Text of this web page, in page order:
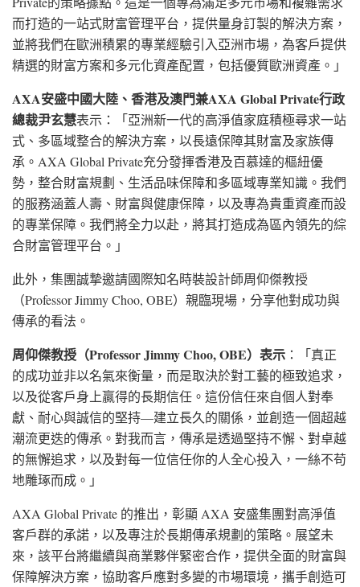
而打造的一站式財富管理平台，提供量身訂製的解決方案，
並將我們在歐洲積累的專業經驗引入亞洲市場，為客戶提供
精選的財富方案和多元化資產配置，包括優質歐洲資產。」
AXA安盛中國大陸、香港及澳門兼AXA Global Private行政
總裁尹玄慧表示：「亞洲新一代的高淨值家庭積極尋求一站
式、多區域整合的解決方案，以長遠保障其財富及家族傳
承。AXA Global Private充分發揮香港及百慕達的樞紐優
勢，整合財富規劃、生活品味保障和多區域專業知識。我們
的服務涵蓋人壽、財富與健康保障，以及專為貴重資產而設
的專業保障。我們將全力以赴，將其打造成為區內領先的綜
合財富管理平台。」
此外，集團誠摯邀請國際知名時裝設計師周仰傑教授
（Professor Jimmy Choo, OBE）親臨現場，分享他對成功與
傳承的看法。
周仰傑教授（Professor Jimmy Choo, OBE）表示 ：「真正
的成功並非以名氣來衡量，而是取決於對工藝的極致追求，
以及從客戶身上贏得的長期信任。這份信任來自個人對奉
獻、耐心與誠信的堅持—建立長久的關係，並創造一個超越
潮流更迭的傳承。對我而言，傳承是透過堅持不懈、對卓越
的無懈追求，以及對每一位信任你的人全心投入，一絲不苟
地雕琢而成。」
AXA Global Private 的推出，彰顯 AXA 安盛集團對高淨值
客戶群的承諾，以及專注於長期傳承規劃的策略。展望未
來，該平台將繼續與商業夥伴緊密合作，提供全面的財富與
保障解決方案，協助客戶應對多變的市場環境，攜手創造可